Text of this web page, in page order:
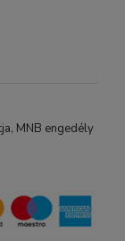
MNB engedély